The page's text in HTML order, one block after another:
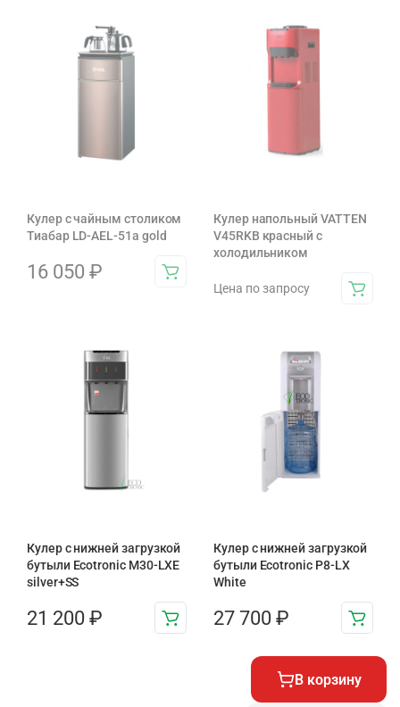
Кулер с чайным столиком
Тиабар LD-AEL-51а gold
16 050 ₽
Кулер напольный VATTEN
V45RKB красный с
холодильником
Цена по запросу
Кулер с нижней загрузкой
бутыли Ecotronic M30-LXE
silver+SS
21 200 ₽
Кулер с нижней загрузкой
бутыли Ecotronic P8-LX
White
27 700 ₽
В корзину